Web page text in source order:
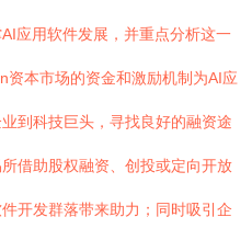
应用软件发展，并重点分析这一
资本市场的资金和激励机制为AI应
到科技巨头，寻找良好的融资途
借助股权融资、创投或定向开放
开发群落带来助力；同时吸引企